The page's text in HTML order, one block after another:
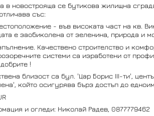
в новострояща се бутикова жилищна
със:
- във високата част на кв.
е заобиколена от зеленина, природа и
Качествено строителство и
системи са изработени от
!
близост са бул. 'Цар Борис III-ти',
който осигурява бърз достъп до
и огледи: Николай Радев, 0877779462